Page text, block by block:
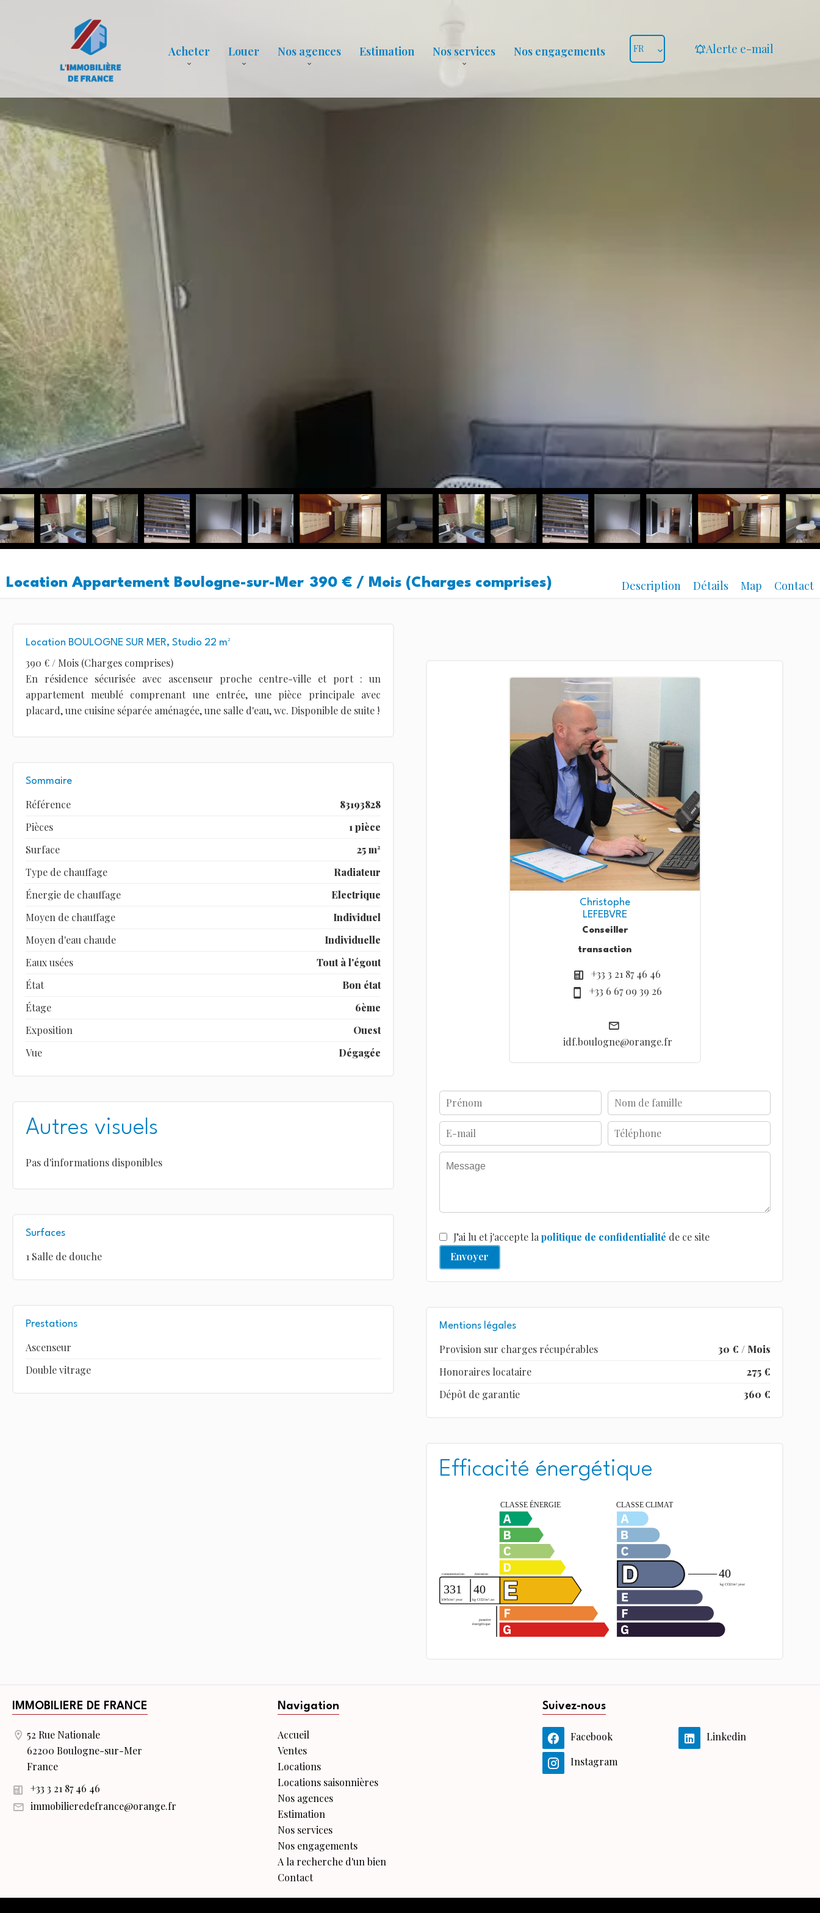
Acheter Louer Nos agences Estimation Nos services Nos engagements FR Alerte e-mail
Location Appartement Boulogne-sur-Mer 390 € / Mois (Charges comprises) Description Détails Map Contact
Location BOULOGNE SUR MER, Studio 22 m²
390 € / Mois (Charges comprises)
En résidence sécurisée avec ascenseur proche centre-ville et port : un
appartement meublé comprenant une entrée, une pièce principale avec
placard, une cuisine séparée aménagée, une salle d'eau, wc. Disponible de suite !
Sommaire
Référence
83193828
Pièces
1 pièce
Surface
25 m²
Type de chauffage
Radiateur
Énergie de chauffage
Electrique
Moyen de chauffage
Individuel
Moyen d'eau chaude
Individuelle
Eaux usées
Tout à l'égout
État
Bon état
Étage
6ème
Exposition
Ouest
Vue
Dégagée
Autres visuels
Pas d'informations disponibles
Surfaces
1 Salle de douche
Prestations
Ascenseur
Double vitrage
Christophe
LEFEBVRE
Conseiller
transaction
+33 3 21 87 46 46
+33 6 67 09 39 26
idf.boulogne@orange.fr
J’ai lu et j'accepte la politique de confidentialité de ce site
Envoyer
Mentions légales
Provision sur charges récupérables
30 € / Mois
Honoraires locataire
275 €
Dépôt de garantie
360 €
Efficacité énergétique
IMMOBILIERE DE FRANCE
52 Rue Nationale
62200 Boulogne-sur-Mer
France
+33 3 21 87 46 46
immobilieredefrance@orange.fr
Navigation
Accueil
Ventes
Locations
Locations saisonnières
Nos agences
Estimation
Nos services
Nos engagements
A la recherche d'un bien
Contact
Suivez-nous
Facebook
Instagram
Linkedin